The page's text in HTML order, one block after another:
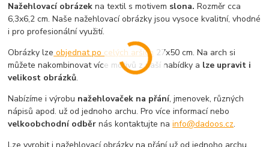
Nažehlovací obrázek na textil s motivem slona. Rozměr cca
6,3x6,2 cm. Naše nažehlovací obrázky jsou vysoce kvalitní, vhodné
i pro profesionální využití.
Obrázky lze objednat po celých arších 27x50 cm. Na arch si
můžete nakombinovat více motivů z naší nabídky a lze upravit i
velikost obrázků.
Nabízíme i výrobu nažehlovaček na přání, jmenovek, různých
nápisů apod. už od jednoho archu. Pro více informací nebo
velkoobchodní odběr nás kontaktujte nainfo@dadoos.cz.